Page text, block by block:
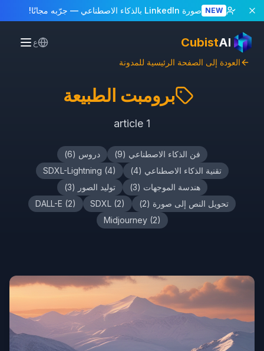
NEW صورة LinkedIn بالذكاء الاصطناعي — جرّبه مجانًا!
CubistAI
ع
العودة إلى الصفحة الرئيسية للمدونة
برومبت الطبيعة
1
article
فن الذكاء الاصطناعي (
9
) دروس (
6
)
تقنية الذكاء الاصطناعي (
4
)
SDXL-Lightning (4)
هندسة الموجهات (
3
) توليد الصور (
3
)
تحويل النص إلى صورة (
2
)
SDXL (2)
DALL-E (2)
Midjourney(2)